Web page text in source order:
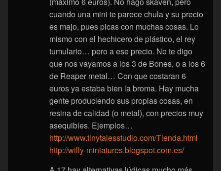
cuando una mini te parece chula y su precio
es majo, pues picas con muchas cosas. Lo
mismo con el hechicero de plástico, el rey
tumulario… pero a ese precio. No te digo
que nos vayamos a los 3 de Bones, o a los 6
de Reaper metal… Con que costaran 6
euros ya estaba bien la broma. Hay mucha
gente produciendo sus propias cosas, en
resina de calidad (o metal), con precios muy
asequibles. Ejemplos…
http://www.tinytalesstudio.com/Tienda.html
http://willy-miniatures.blogspot.com.es/